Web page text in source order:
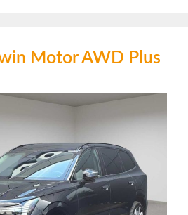
Motor AWD Plus